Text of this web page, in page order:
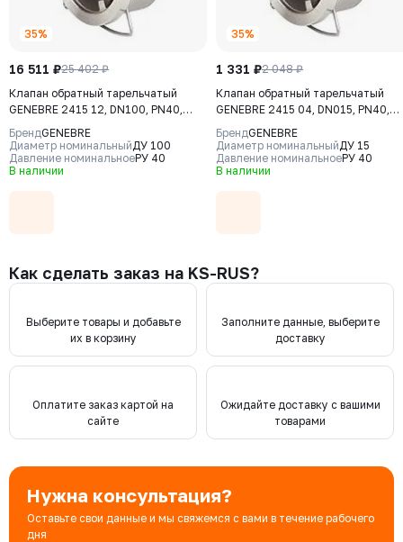
16 511 ₽25 402 ₽
35%
Клапан обратный тарельчатый
GENEBRE 2415 12, DN100, PN40,
корпус - CF8M (AISI316), диск -
CF8М (AISI316), М/Ф
БрендGENEBRE
Диаметр номинальныйДУ 100
Давление номинальноеРУ 40
В наличии
1 331 ₽2 048 ₽
35%
Клапан обратный тарельчатый
GENEBRE 2415 04, DN015, PN40,
корпус - CF8M (AISI316), диск -
CF8М (AISI316), М/Ф
БрендGENEBRE
Диаметр номинальныйДУ 15
Давление номинальноеРУ 40
В наличии
Как сделать заказ на KS-RUS?
Выберите товары и добавьте
их в корзину
Заполните данные, выберите
доставку
Оплатите заказ картой на
сайте
Ожидайте доставку с вашими
товарами
Нужна консультация?
Оставьте свои данные и мы свяжемся с вами в течение рабочего
дня